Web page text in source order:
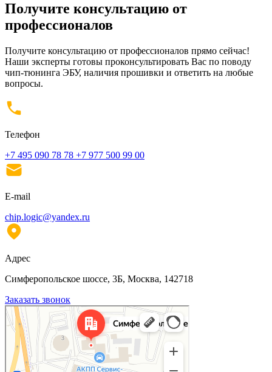
Получите консультацию от
профессионалов
Получите консультацию от профессионалов прямо сейчас!
Наши эксперты готовы проконсультировать Вас по поводу
чип-тюнинга ЭБУ, наличия прошивки и ответить на любые
вопросы.
Телефон
+7 495 090 78 78 +7 977 500 99 00
E-mail
chip.logic@yandex.ru
Адрес
Симферопольское шоссе, 3Б, Москва, 142718
Заказать звонок